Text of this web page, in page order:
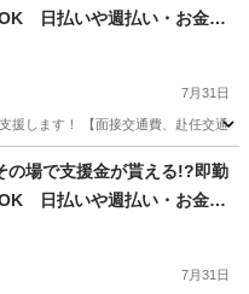
日払いや週払い・お金住
見の案件です！簡単な電子
仕事♪
7月31日
援します！ 【面接交通費、赴任交通
の場で支援金が貰える!?即勤
日払いや週払い・お金住
見の案件です！簡単な電子
仕事♪
7月31日